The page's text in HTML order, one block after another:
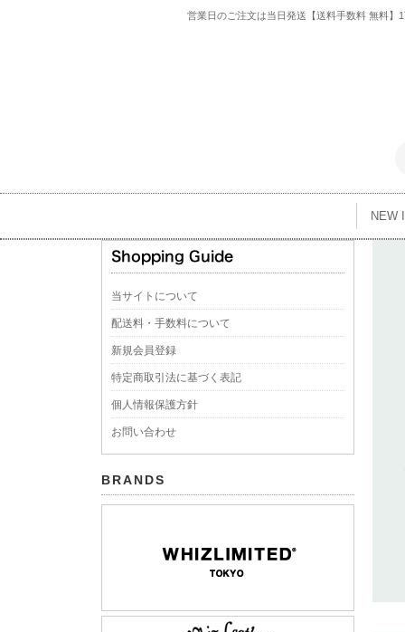
営業日のご注文は当日発送【送料手数料 無料
NEW
当サイトについて
配送料・手数料について
新規会員登録
特定商取引法に基づく表記
個人情報保護方針
お問い合わせ
BRANDS